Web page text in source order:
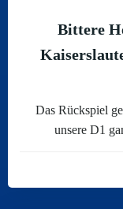
Bittere
Das Rückspiel
unsere D1